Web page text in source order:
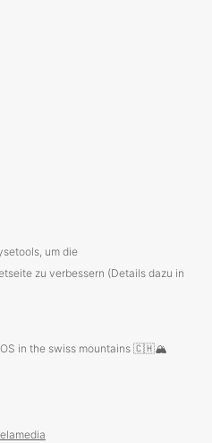
um die
zu verbessern (Details dazu in
in the swiss mountains 🇨🇭🏔